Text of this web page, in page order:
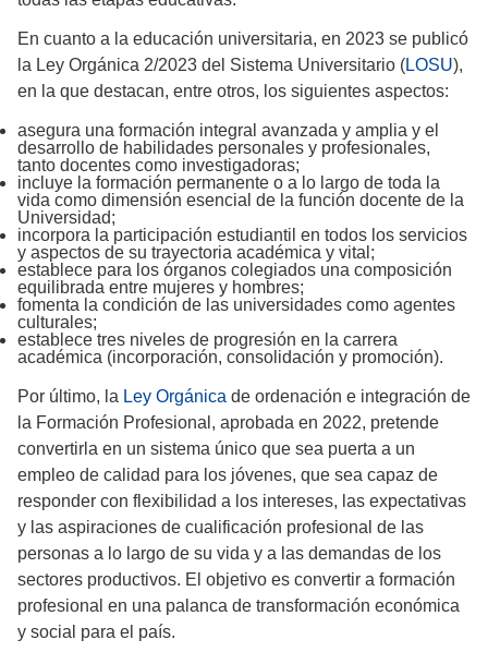
En cuanto a la educación universitaria, en 2023 se publicó
la Ley Orgánica 2/2023 del Sistema Universitario (LOSU),
en la que destacan, entre otros, los siguientes aspectos:
asegura una formación integral avanzada y amplia y el
desarrollo de habilidades personales y profesionales,
tanto docentes como investigadoras;
incluye la formación permanente o a lo largo de toda la
vida como dimensión esencial de la función docente de la
Universidad;
incorpora la participación estudiantil en todos los servicios
y aspectos de su trayectoria académica y vital;
establece para los órganos colegiados una composición
equilibrada entre mujeres y hombres;
fomenta la condición de las universidades como agentes
culturales;
establece tres niveles de progresión en la carrera
académica (incorporación, consolidación y promoción).
Por último, la Ley Orgánica de ordenación e integración de
la Formación Profesional, aprobada en 2022, pretende
convertirla en un sistema único que sea puerta a un
empleo de calidad para los jóvenes, que sea capaz de
responder con flexibilidad a los intereses, las expectativas
y las aspiraciones de cualificación profesional de las
personas a lo largo de su vida y a las demandas de los
sectores productivos. El objetivo es convertir a formación
profesional en una palanca de transformación económica
y social para el país.